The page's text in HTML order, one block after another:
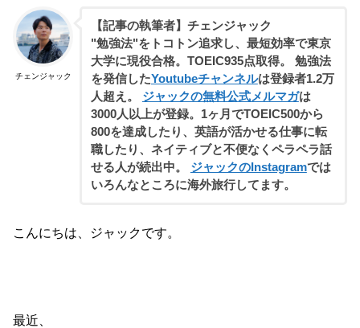
チェンジャック
【記事の執筆者】チェンジャック
"勉強法"をトコトン追求し、最短効率で東京
大学に現役合格。TOEIC935点取得。 勉強法
を発信したYoutubeチャンネルは登録者1.2万
人超え。 ジャックの無料公式メルマガは
3000人以上が登録。1ヶ月でTOEIC500から
800を達成したり、英語が活かせる仕事に転
職したり、ネイティブと不便なくペラペラ話
せる人が続出中。 ジャックのInstagramでは
いろんなところに海外旅行してます。
こんにちは、ジャックです。
最近、